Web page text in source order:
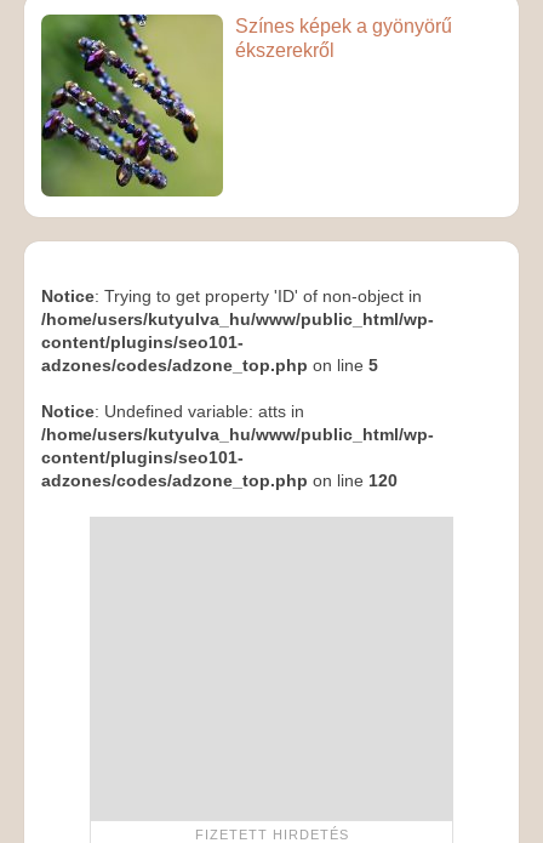
Színes képek a gyönyörű
ékszerekről
Notice: Trying to get property 'ID' of non-object in
/home/users/kutyulva_hu/www/public_html/wp-
content/plugins/seo101-
adzones/codes/adzone_top.php on line 5
Notice: Undefined variable: atts in
/home/users/kutyulva_hu/www/public_html/wp-
content/plugins/seo101-
adzones/codes/adzone_top.php on line 120